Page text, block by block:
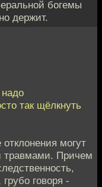
богемы
держит.
так щёлкнуть
могут
травмами. Причем
говоря -